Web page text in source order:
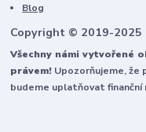
Blog
Copyright © 2019-2025
Všechny námi vytvořené
právem! Upozorňujeme, že
budeme uplatňovat finanční